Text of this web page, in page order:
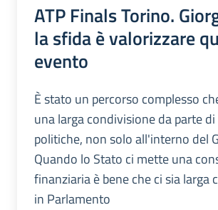
ATP Finals Torino.
la sfida è valorizzare
evento
È stato un percorso complesso
una larga condivisione da parte
politiche, non solo all'interno del
Quando lo Stato ci mette una
finanziaria è bene che ci sia larga
in Parlamento